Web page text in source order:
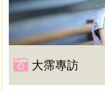
大霈專訪